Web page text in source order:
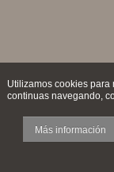
Utilizamos cookies para
continuas navegando,
Más información